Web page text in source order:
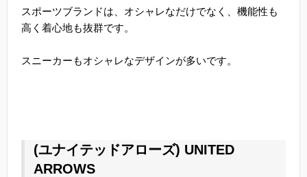
スポーツブランドは、オシャレなだけでなく、機能性も
高く着心地も抜群です。
スニーカーもオシャレなデザインが多いです。
(ユナイテッドアローズ) UNITED
ARROWS